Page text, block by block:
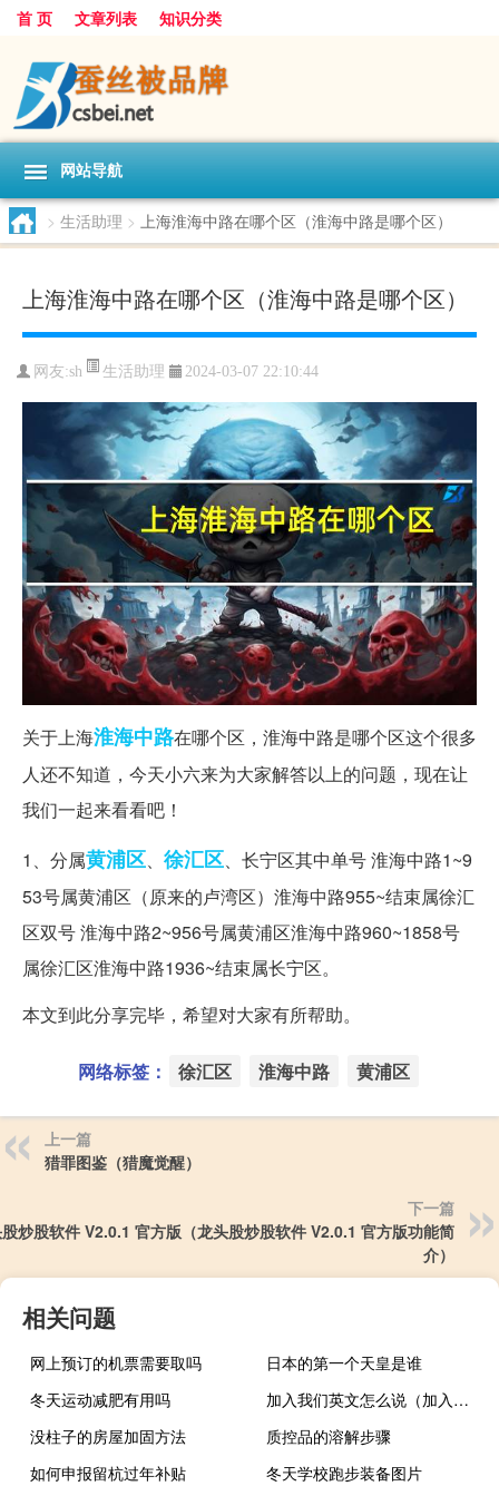
首 页 文章列表 知识分类
网站导航
> 生活助理 > 上海淮海中路在哪个区（淮海中路是哪个区）
上海淮海中路在哪个区（淮海中路是哪个区）
网友:sh 生活助理 2024-03-07 22:10:44
关于上海淮海中路在哪个区，淮海中路是哪个区这个很多
人还不知道，今天小六来为大家解答以上的问题，现在让
我们一起来看看吧！
1、分属黄浦区、 徐汇区、长宁区其中单号 淮海中路1~9
53号属黄浦区（原来的卢湾区）淮海中路955~结束属徐汇
区双号 淮海中路2~956号属黄浦区淮海中路960~1858号
属徐汇区淮海中路1936~结束属长宁区。
本文到此分享完毕，希望对大家有所帮助。
网络标签： 徐汇区 淮海中路 黄浦区
上一篇
猎罪图鉴（猎魔觉醒）
下一篇
炒股软件 V2.0.1 官方版（龙头股炒股软件 V2.0.1 官方版功能简
介）
相关问题
网上预订的机票需要取吗
日本的第一个天皇是谁
冬天运动减肥有用吗
加入我们英文怎么说（加入我们英文）
没柱子的房屋加固方法
质控品的溶解步骤
如何申报留杭过年补贴
冬天学校跑步装备图片